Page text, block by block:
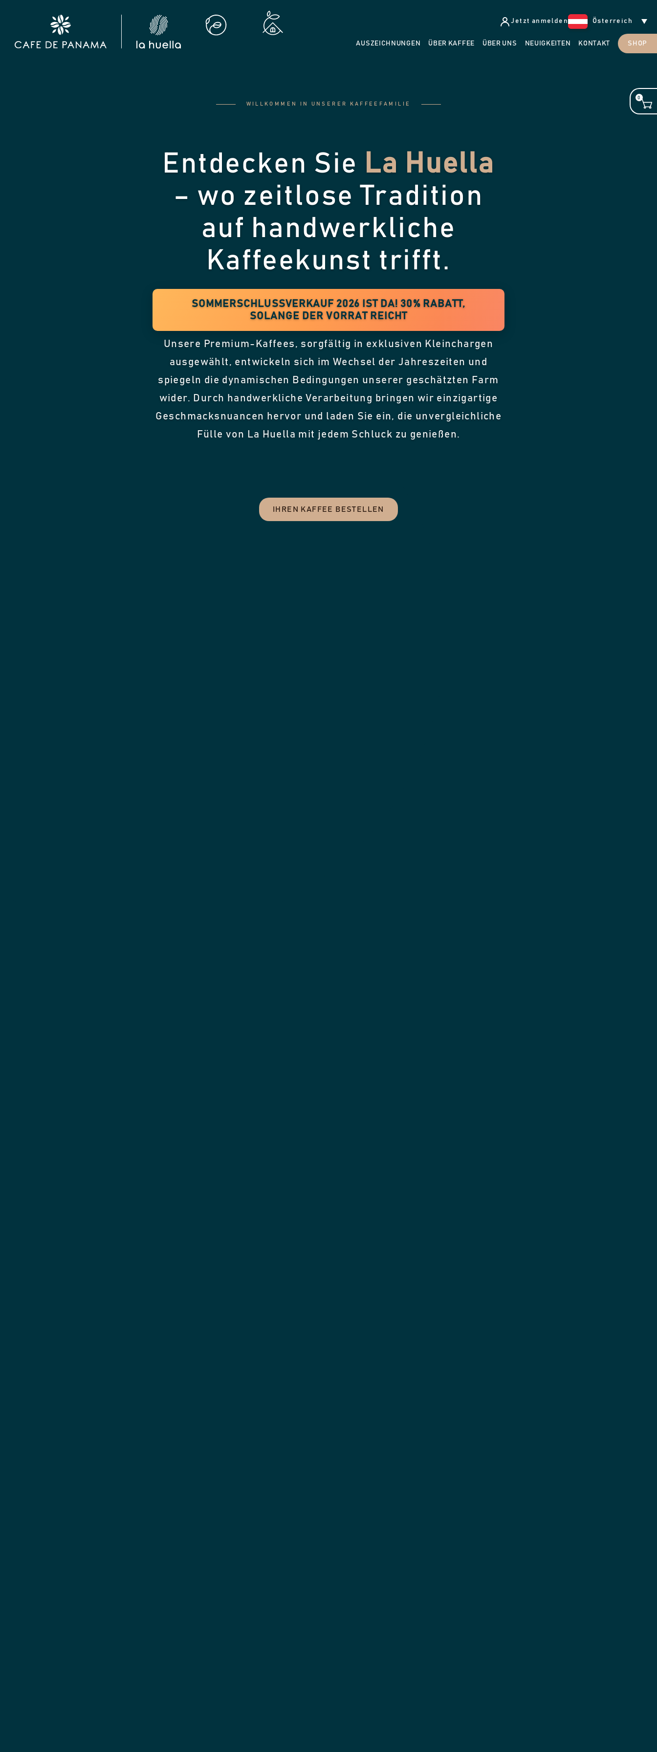
Jetzt anmelden Österreich
AUSZEICHNUNGEN ÜBER KAFFEE ÜBER UNS NEUIGKEITEN KONTAKT SHOP
0
WILLKOMMEN IN UNSERER KAFFEEFAMILIE
Entdecken Sie La Huella
– wo zeitlose Tradition
auf handwerkliche
Kaffeekunst trifft.
SOMMERSCHLUSSVERKAUF 2026 IST DA! 30% RABATT,
SOLANGE DER VORRAT REICHT
Unsere Premium-Kaffees, sorgfältig in exklusiven Kleinchargen
ausgewählt, entwickeln sich im Wechsel der Jahreszeiten und
spiegeln die dynamischen Bedingungen unserer geschätzten Farm
wider. Durch handwerkliche Verarbeitung bringen wir einzigartige
Geschmacksnuancen hervor und laden Sie ein, die unvergleichliche
Fülle von La Huella mit jedem Schluck zu genießen.
IHREN KAFFEE BESTELLEN